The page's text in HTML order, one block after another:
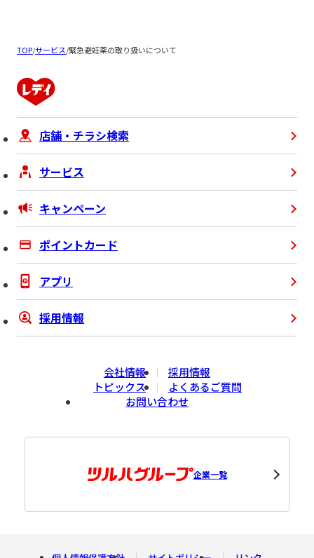
TOP/サービス/緊急避妊薬の取り扱いについて
店舗・チラシ検索
サービス
キャンペーン
ポイントカード
アプリ
採用情報
会社情報
採用情報
トピックス
よくあるご質問
お問い合わせ
企業一覧